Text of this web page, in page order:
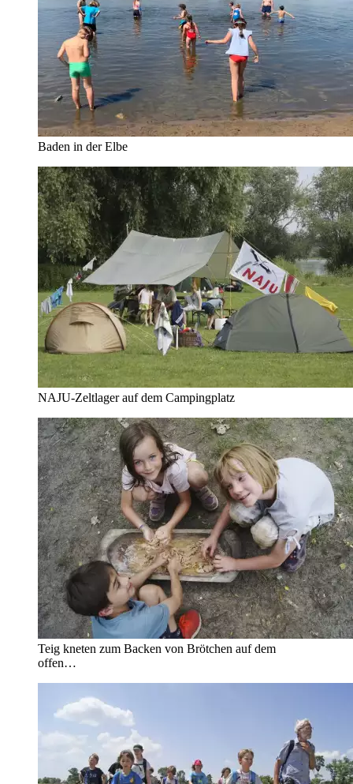
Baden in der Elbe
NAJU-Zeltlager auf dem Campingplatz
Teig kneten zum Backen von Brötchen auf dem
offen…